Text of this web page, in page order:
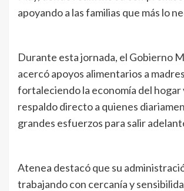
apoyando a las familias que más lo
Durante esta jornada, el Gobierno
acercó apoyos alimentarios a
fortaleciendo la economía del hogar
respaldo directo a quienes
grandes esfuerzos para salir
Atenea destacó que su
trabajando con cercanía y